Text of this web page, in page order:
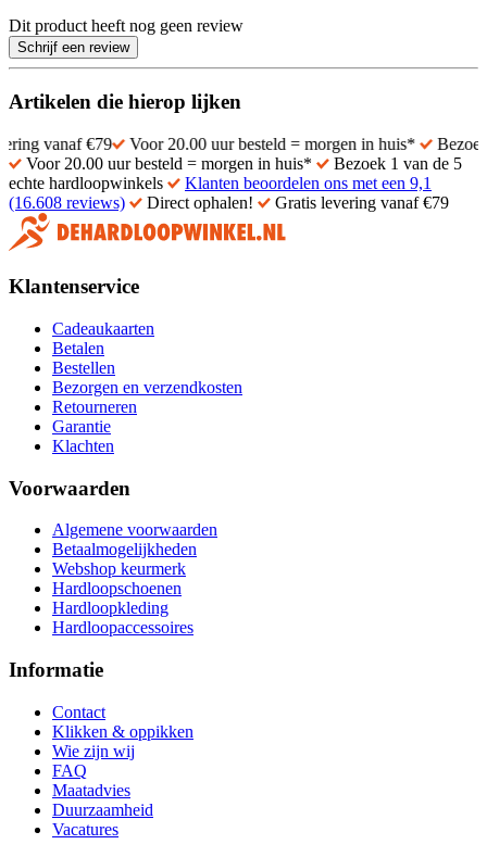
Dit product heeft nog geen review
Schrijf een review
Artikelen die hierop lijken
€79 Voor 20.00 uur besteld = morgen in huis*
Bezoek 1 van
Voor 20.00 uur besteld = morgen in huis*
Bezoek 1 van de 5
echte hardloopwinkels
Klanten beoordelen ons met een 9,1
(16.608 reviews)
Direct ophalen! Gratis levering vanaf €79
Klantenservice
Cadeaukaarten
Betalen
Bestellen
Bezorgen en verzendkosten
Retourneren
Garantie
Klachten
Voorwaarden
Algemene voorwaarden
Betaalmogelijkheden
Webshop keurmerk
Hardloopschoenen
Hardloopkleding
Hardloopaccessoires
Informatie
Contact
Klikken & oppikken
Wie zijn wij
FAQ
Maatadvies
Duurzaamheid
Vacatures